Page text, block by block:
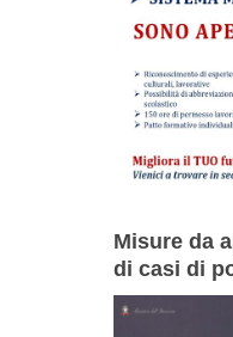
Misure da
di casi di